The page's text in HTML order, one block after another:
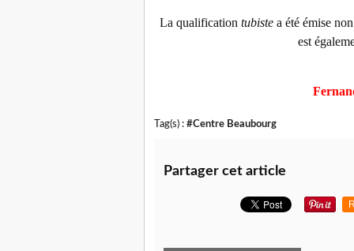
La qualification tubistea été émise
est
Tag(s) : #Centre Beaubourg
Partager cet article